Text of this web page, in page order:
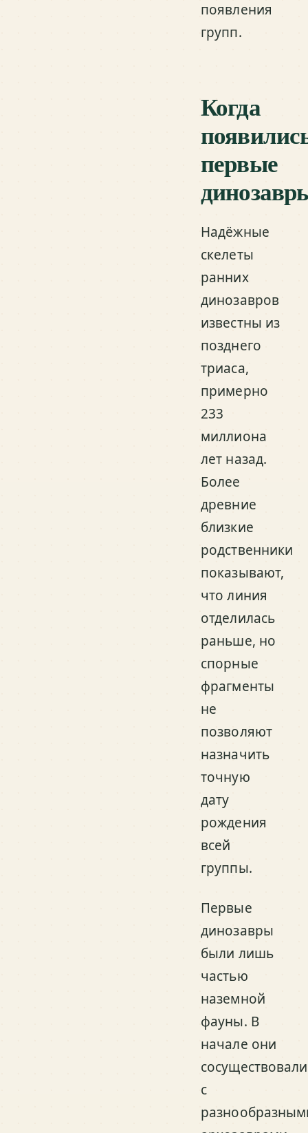
появления
групп.
Когда
первые
Надёжные
скелеты
ранних
динозавров
известны из
позднего
триаса,
примерно
233
миллиона
лет назад.
Более
древние
близкие
родственники
показывают,
что линия
отделилась
раньше, но
спорные
фрагменты
не
позволяют
назначить
точную
дату
рождения
всей
группы.
Первые
динозавры
были лишь
частью
наземной
фауны. В
начале они
сосуществовали
с